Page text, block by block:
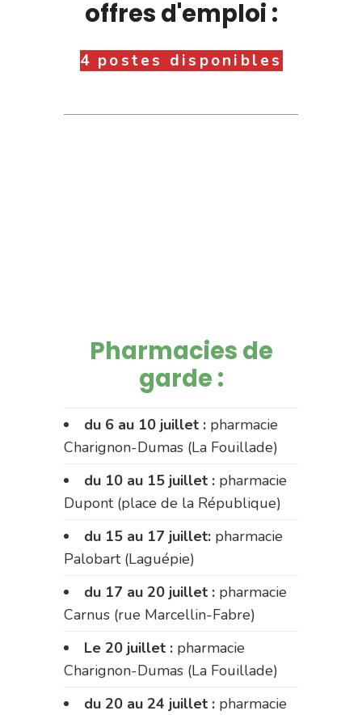
offres d'emploi :
4 postes disponibles
Pharmacies de
garde :
du 6 au 10 juillet : pharmacie
Charignon-Dumas (La Fouillade)
du 10 au 15 juillet : pharmacie
Dupont (place de la République)
du 15 au 17 juillet: pharmacie
Palobart (Laguépie)
du 17 au 20 juillet : pharmacie
Carnus (rue Marcellin-Fabre)
Le 20 juillet : pharmacie
Charignon-Dumas (La Fouillade)
du 20 au 24 juillet : pharmacie